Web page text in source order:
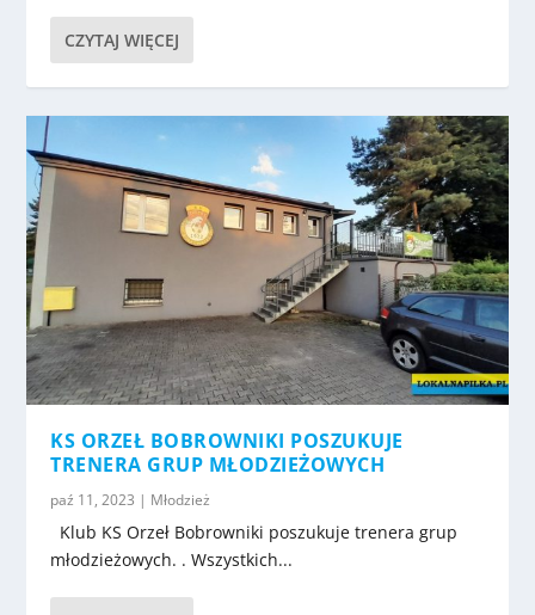
CZYTAJ WIĘCEJ
KS ORZEŁ BOBROWNIKI POSZUKUJE
TRENERA GRUP MŁODZIEŻOWYCH
paź 11, 2023 | Młodzież
Klub KS Orzeł Bobrowniki poszukuje trenera grup
młodzieżowych. . Wszystkich...